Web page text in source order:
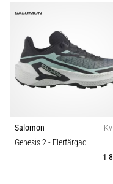
Salomon
Genesis 2- Flerfärgad
1